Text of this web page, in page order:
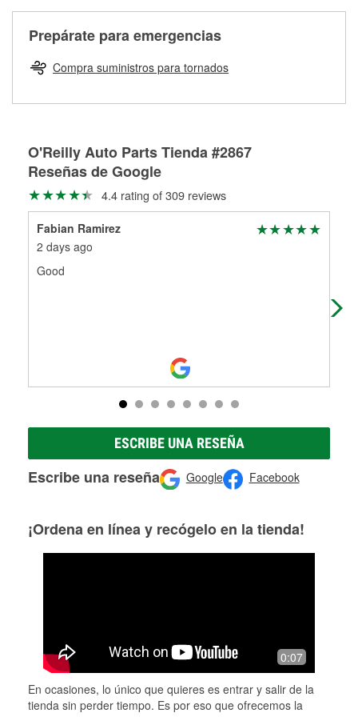
partes de reemplazo correctas para tu reparación.
Rectificación de tambores y discos de freno
Prepárate para emergencias
Compra suministros para tornados
O'Reilly Auto Parts Tienda #2867
Reseñas de Google
4.4 rating of 309 reviews
Fabian Ramirez
2 days ago
Good
ESCRIBE UNA RESEÑA
Escribe una reseña Google Facebook
¡Ordena en línea y recógelo en la tienda!
0:07
En ocasiones, lo único que quieres es entrar y salir de la
tienda sin perder tiempo. Es por eso que ofrecemos la